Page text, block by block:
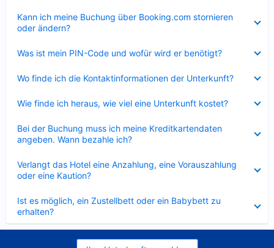
Kann ich meine Buchung über Booking.com stornieren
oder ändern?
Was ist mein PIN-Code und wofür wird er benötigt?
Wo finde ich die Kontaktinformationen der Unterkunft?
Wie finde ich heraus, wie viel eine Unterkunft kostet?
Bei der Buchung muss ich meine Kreditkartendaten
angeben. Wann bezahle ich?
Verlangt das Hotel eine Anzahlung, eine Vorauszahlung
oder eine Kaution?
Ist es möglich, ein Zustellbett oder ein Babybett zu
erhalten?